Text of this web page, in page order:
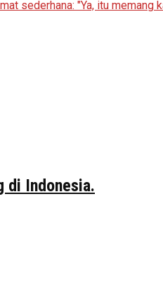
di Indonesia.